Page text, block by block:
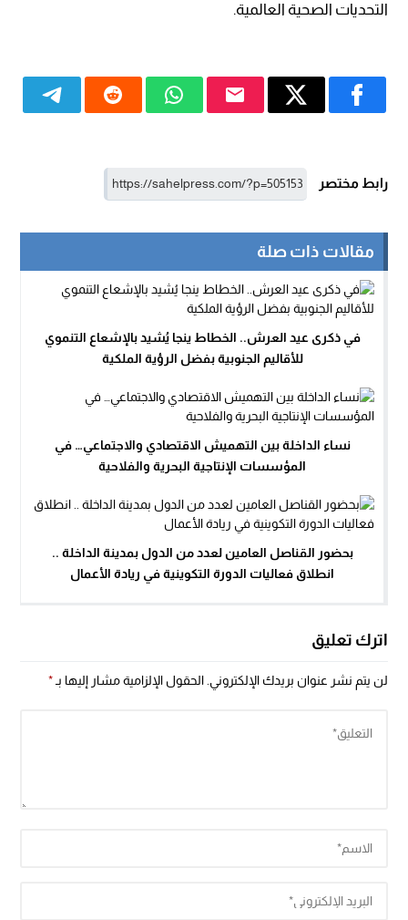
التحديات الصحية العالمية.
رابط مختصر
مقالات ذات صلة
في ذكرى عيد العرش.. الخطاط ينجا يُشيد بالإشعاع التنموي
للأقاليم الجنوبية بفضل الرؤية الملكية
نساء الداخلة بين التهميش الاقتصادي والاجتماعي… في
المؤسسات الإنتاجية البحرية والفلاحية
بحضور القناصل العامين لعدد من الدول بمدينة الداخلة ..
انطلاق فعاليات الدورة التكوينية في ريادة الأعمال
اترك تعليق
لن يتم نشر عنوان بريدك الإلكتروني. الحقول الإلزامية مشار إليها بـ*